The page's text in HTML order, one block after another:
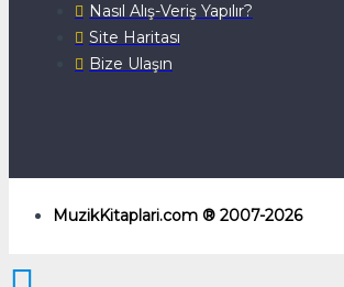
Nasıl Alış-Veriş Yapılır?
Site Haritası
Bize Ulaşın
MuzikKitaplari.com ® 2007-2026